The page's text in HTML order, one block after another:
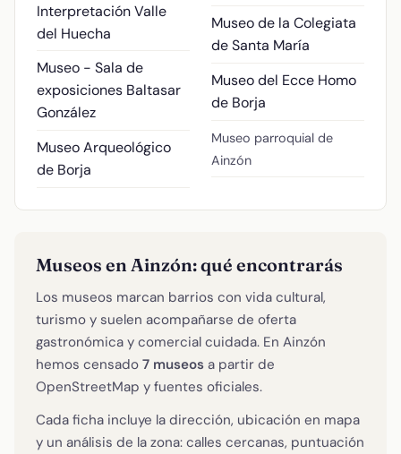
Interpretación Valle
del Huecha
Museo - Sala de
exposiciones Baltasar
González
Museo Arqueológico
de Borja
Museo de la Colegiata
de Santa María
Museo del Ecce Homo
de Borja
Museo parroquial de
Ainzón
Museos en Ainzón: qué encontrarás
Los museos marcan barrios con vida cultural,
turismo y suelen acompañarse de oferta
gastronómica y comercial cuidada. En Ainzón
hemos censado 7 museos a partir de
OpenStreetMap y fuentes oficiales.
Cada ficha incluye la dirección, ubicación en mapa
y un análisis de la zona: calles cercanas, puntuación